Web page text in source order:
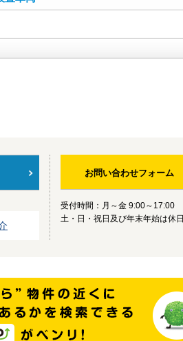
お問い合わせフォーム
受付時間：月～金 9:00～17:00
土・日・祝日及び年末年始は休日